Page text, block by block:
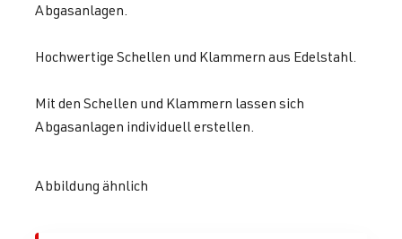
Abgasanlagen.
Hochwertige Schellen und Klammern aus Edelstahl.
Mit den Schellen und Klammern lassen sich
Abgasanlagen individuell erstellen.
Abbildung ähnlich